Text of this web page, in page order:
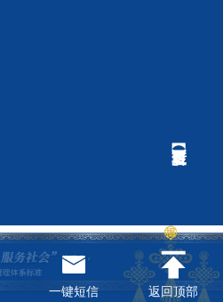
一键短信 返回顶部